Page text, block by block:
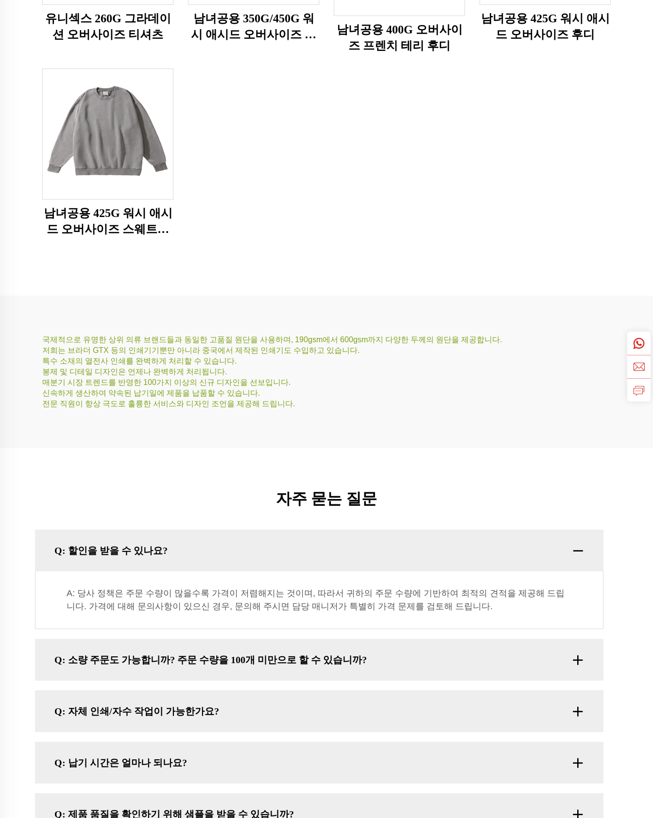
유니섹스 260G 그라데이
션 오버사이즈 티셔츠
남녀공용 350G/450G 워
시 애시드 오버사이즈 후
남녀공용 400G 오버사이
즈 프렌치 테리 후디
남녀공용 425G 워시 애시
드 오버사이즈 후디
남녀공용 425G 워시 애시
드 오버사이즈 스웨트셔
국제적으로 유명한 상위 의류 브랜드들과 동일한 고품질 원단을 사용하며, 190gsm에서 600gsm까지 다양한 두께의 원단을 제공합니다.
저희는 브라더 GTX 등의 인쇄기기뿐만 아니라 중국에서 제작된 인쇄기도 수입하고 있습니다.
특수 소재의 열전사 인쇄를 완벽하게 처리할 수 있습니다.
봉제 및 디테일 디자인은 언제나 완벽하게 처리됩니다.
매분기 시장 트렌드를 반영한 100가지 이상의 신규 디자인을 선보입니다.
신속하게 생산하여 약속된 납기일에 제품을 납품할 수 있습니다.
전문 직원이 항상 극도로 훌륭한 서비스와 디자인 조언을 제공해 드립니다.
자주 묻는 질문
Q: 할인을 받을 수 있나요?
A: 당사 정책은 주문 수량이 많을수록 가격이 저렴해지는 것이며, 따라서 귀하의 주문 수량에 기반하여 최적의 견적을 제공해 드립
니다. 가격에 대해 문의사항이 있으신 경우, 문의해 주시면 담당 매니저가 특별히 가격 문제를 검토해 드립니다.
Q: 소량 주문도 가능합니까? 주문 수량을 100개 미만으로 할 수 있습니까?
Q: 자체 인쇄/자수 작업이 가능한가요?
Q: 납기 시간은 얼마나 되나요?
Q: 제품 품질을 확인하기 위해 샘플을 받을 수 있습니까?